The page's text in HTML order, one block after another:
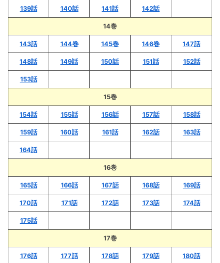
139話 140話 141話 142話
14巻
143話 144巻 145巻 146巻 147話
148話 149話 150話 151話 152話
153話
15巻
154話 155話 156話 157話 158話
159話 160話 161話 162話 163話
164話
16巻
165話 166話 167話 168話 169話
170話 171話 172話 173話 174話
175話
17巻
176話 177話 178話 179話 180話